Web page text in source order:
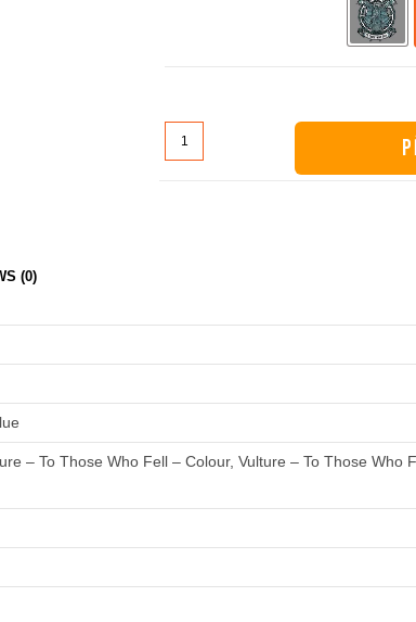
Dámské
tričko
Who
(0)
– To Those Who Fell – Colour, Vulture – To Those